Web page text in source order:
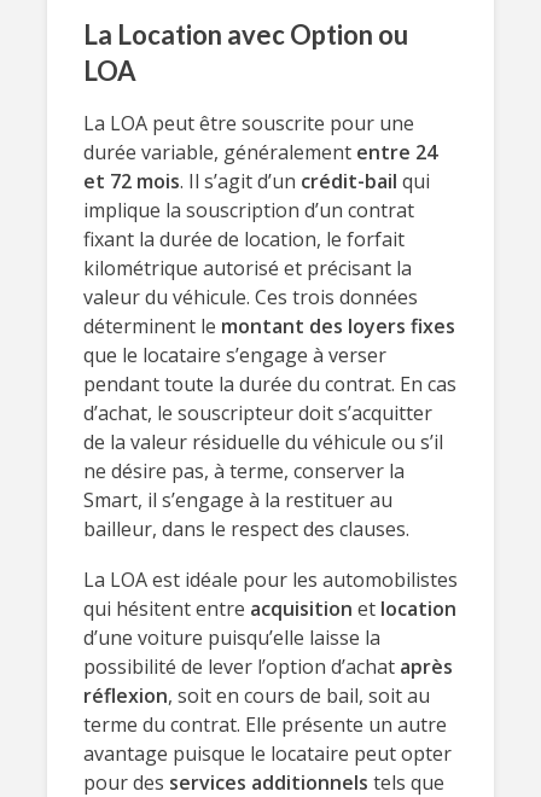
La Location avec Option ou
LOA
La LOA peut être souscrite pour une
durée variable, généralement entre 24
et 72 mois. Il s’agit d’un crédit-bail qui
implique la souscription d’un contrat
fixant la durée de location, le forfait
kilométrique autorisé et précisant la
valeur du véhicule. Ces trois données
déterminent le montant des loyers fixes
que le locataire s’engage à verser
pendant toute la durée du contrat. En cas
d’achat, le souscripteur doit s’acquitter
de la valeur résiduelle du véhicule ou s’il
ne désire pas, à terme, conserver la
Smart, il s’engage à la restituer au
bailleur, dans le respect des clauses.
La LOA est idéale pour les automobilistes
qui hésitent entre acquisition et location
d’une voiture puisqu’elle laisse la
possibilité de lever l’option d’achat après
réflexion, soit en cours de bail, soit au
terme du contrat. Elle présente un autre
avantage puisque le locataire peut opter
pour des services additionnels tels que